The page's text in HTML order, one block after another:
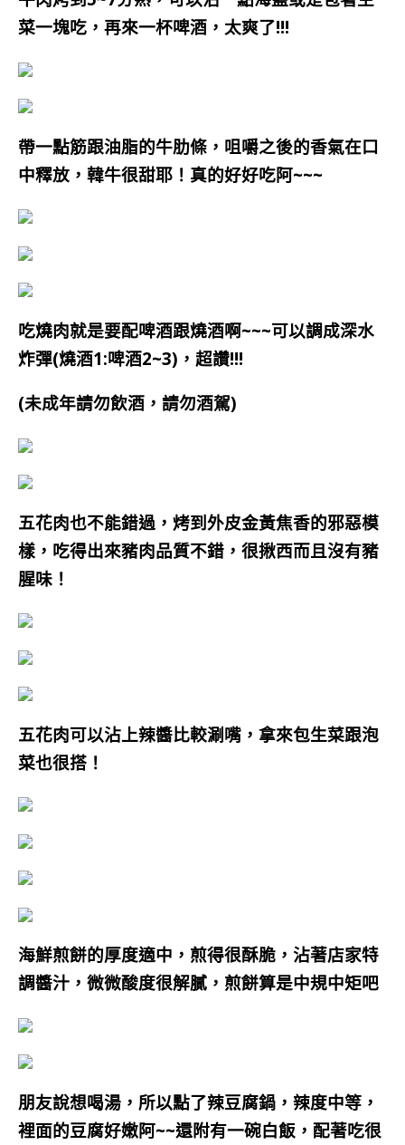
菜一塊吃，再來一杯啤酒，太爽了!!!
帶一點筋跟油脂的牛肋條，咀嚼之後的香氣在口
中釋放，韓牛很甜耶！真的好好吃阿~~~
吃燒肉就是要配啤酒跟燒酒啊~~~可以調成深水
炸彈(燒酒1:啤酒2~3)，超讚!!!
(未成年請勿飲酒，請勿酒駕)
五花肉也不能錯過 ，烤到外皮金黃焦香的邪惡模
樣 ，吃得出來豬肉品質不錯 ，很揪西而且沒有豬
腥味！
五花肉可以沾上辣醬比較涮嘴，拿來包生菜跟泡
菜也很搭！
海鮮煎餅的厚度適中，煎得很酥脆，沾著店家特
調醬汁，微微酸度很解膩，煎餅算是中規中矩吧
朋友說想喝湯，所以點了辣豆腐鍋，辣度中等，
裡面的豆腐好嫩阿~~還附有一碗白飯，配著吃很